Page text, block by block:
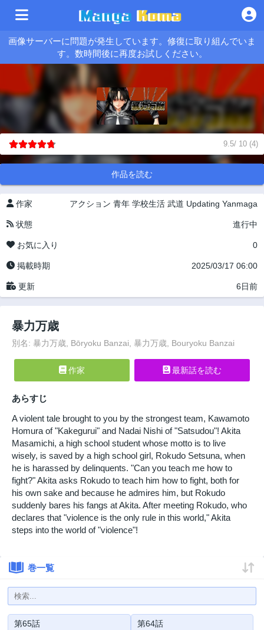
画像サーバーに問題が発生しています。修復に取り組んでいま
す。数時間後に再度お試しください。
9.5/ 10 (4)
作品を読む
作家 アクション 青年 学校生活 武道 Updating Yanmaga
状態 進行中
お気に入り 0
掲載時期 2025/03/17 06:00
更新 6日前
暴力万歳
別名: 暴力万歳, Bōryoku Banzai, 暴力万歳, Bouryoku Banzai
作家 最新話を読む
あらすじ
A violent tale brought to you by the strongest team, Kawamoto
Homura of "Kakegurui" and Nadai Nishi of "Satsudou"! Akita
Masamichi, a high school student whose motto is to live
wisely, is saved by a high school girl, Rokudo Setsuna, when
he is harassed by delinquents. "Can you teach me how to
fight?" Akita asks Rokudo to teach him how to fight, both for
his own sake and because he admires him, but Rokudo
suddenly bares his fangs at Akita. After meeting Rokudo, who
declares that "violence is the only rule in this world," Akita
steps into the world of "violence"!
巻一覧
第65話 第64話